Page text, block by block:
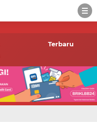
Terbaru